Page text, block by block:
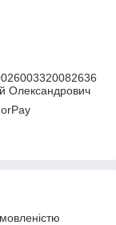
Олександрович